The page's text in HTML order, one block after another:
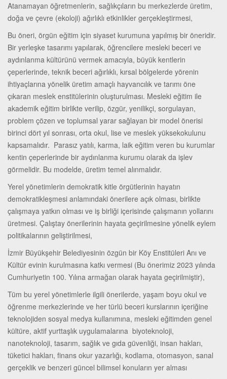
Atanamayan öğretmenlerin, sağlıkçıların bu merkezlerde üretim,
doğa ve çevre (ekoloji) ağırlıklı etkinlikler gerçekleştirmesi,
Bu öneri, örgün eğitim için siyaset kurumuna yapılmış bir öneridir.
Bir yerleşke tasarımı yapılarak, öğrencilere mesleki beceri ve
aydınlanma kültürünü vermek amacıyla, büyük kentlerin
çeperlerinde, teknik beceri ağırlıklı, kırsal bölgelerde yörenin
ihtiyaçlarına yönelik üretim amaçlı hayvancılık ve tarımı öne
çıkaran meslek enstitülerinin oluşturulması. Mesleki eğitim ile
akademik eğitim birlikte verilip, özgür, yenilikçi, sorgulayan,
problem çözen ve toplumsal yarar sağlayan bir model önerisi
birinci dört yıl sonrası, orta okul, lise ve meslek yüksekokulunu
kapsamalıdır. Parasız yatılı, karma, laik eğitim veren bu kurumlar
kentin çeperlerinde bir aydınlanma kurumu olarak da işlev
görmelidir. Bu modelde, üretim temel alınmalıdır.
Yerel yönetimlerin demokratik kitle örgütlerinin hayatın
demokratikleşmesi anlamındaki önerilere açık olması, birlikte
çalışmaya yatkın olması ve iş birliği içerisinde çalışmanın yollarını
üretmesi. Çalıştay önerilerinin hayata geçirilmesine yönelik eylem
politikalarının geliştirilmesi,
İzmir Büyükşehir Belediyesinin özgün bir Köy Enstitüleri Anı ve
Kültür evinin kurulmasına katkı vermesi (Bu önerimiz 2023 yılında
Cumhuriyetin 100. Yılına armağan olarak hayata geçirilmiştir),
Tüm bu yerel yönetimlerle ilgili önerilerde, yaşam boyu okul ve
öğrenme merkezlerinde ve her türlü beceri kurslarının içeriğine
teknolojiden sosyal medya kullanımına, mesleki eğitimden genel
kültüre, aktif yurttaşlık uygulamalarına biyoteknoloji,
nanoteknoloji, tasarım, sağlık ve gıda güvenliği, insan hakları,
tüketici hakları, finans okur yazarlığı, kodlama, otomasyon, sanal
gerçeklik ve benzeri güncel bilimsel konuların yer alması